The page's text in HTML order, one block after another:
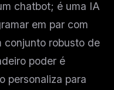
chatbot; é uma IA
em par com
conjunto robusto de
poder é
personaliza para